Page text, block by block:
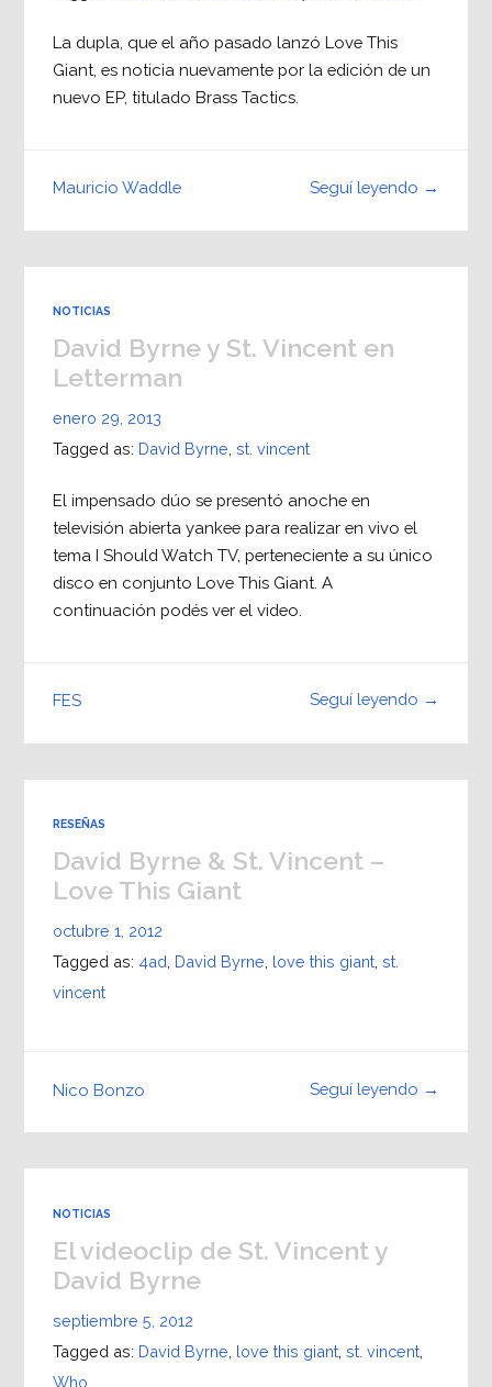
La dupla, que el año pasado lanzó Love This
Giant, es noticia nuevamente por la edición de un
nuevo EP, titulado Brass Tactics.
Seguí leyendo →
Mauricio Waddle
NOTICIAS
David Byrne y St. Vincent en
Letterman
enero 29, 2013
Tagged as: David Byrne st. vincent
El impensado dúo se presentó anoche en
televisión abierta yankee para realizar en vivo el
tema I Should Watch TV, perteneciente a su único
disco en conjunto Love This Giant. A
continuación podés ver el video.
Seguí leyendo →
FES
RESEÑAS
David Byrne & St. Vincent –
Love This Giant
octubre 1, 2012
Tagged as: 4ad David Byrne love this giant, st.
vincent
Seguí leyendo →
Nico Bonzo
NOTICIAS
El videoclip de St. Vincent y
David Byrne
septiembre 5, 2012
Tagged as: David Byrne love this giant, st. vincent,
Who